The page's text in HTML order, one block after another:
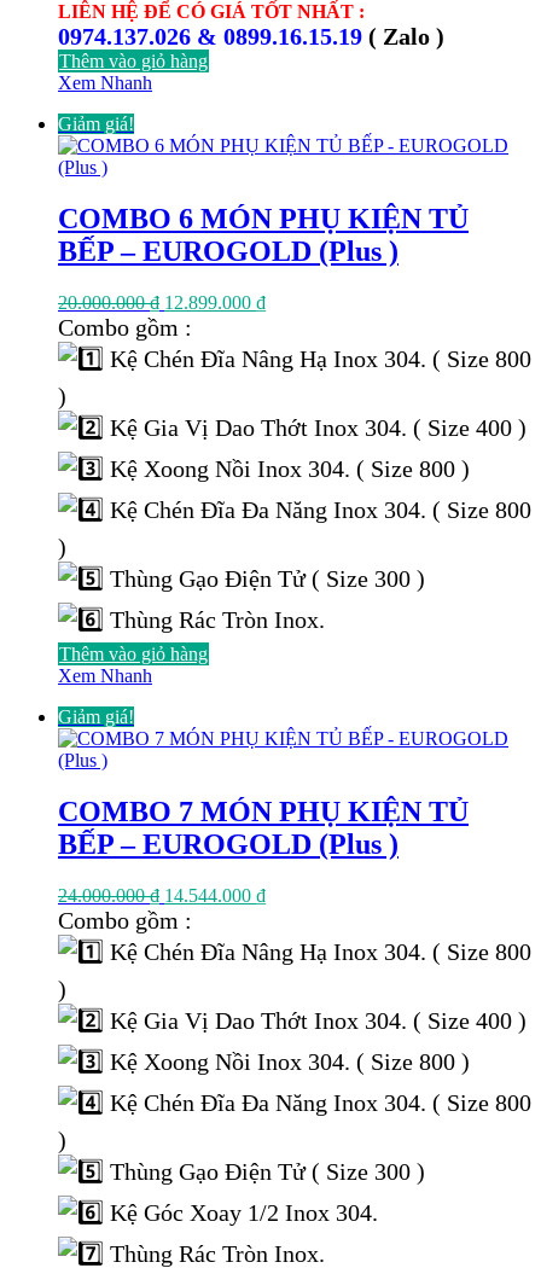
LIÊN HỆ ĐỂ CÓ GIÁ TỐT NHẤT :
0974.137.026 & 0899.16.15.19 ( Zalo )
Thêm vào giỏ hàng
Xem Nhanh
Giảm giá!
COMBO 6 MÓN PHỤ KIỆN TỦ
BẾP – EUROGOLD (Plus )
20.000.000₫ Giá
gốc
20.000.000 ₫.
12.899.000 ₫Giá
là:
Combo gồm :
Kệ Chén Đĩa Nâng Hạ Inox 304. ( Size 800
)
Kệ Gia Vị Dao Thớt Inox 304. ( Size 400 )
Kệ Xoong Nồi Inox 304. ( Size 800 )
Kệ Chén Đĩa Đa Năng Inox 304. ( Size 800
)
Thùng Gạo Điện Tử ( Size 300 )
Thùng Rác Tròn Inox.
Thêm vào giỏ hàng
Xem Nhanh
Giảm giá!
COMBO 7 MÓN PHỤ KIỆN TỦ
BẾP – EUROGOLD (Plus )
24.000.000₫ Giá
gốc
24.000.000 ₫.
14.544.000 ₫Giá
là:
Combo gồm :
Kệ Chén Đĩa Nâng Hạ Inox 304. ( Size 800
)
Kệ Gia Vị Dao Thớt Inox 304. ( Size 400 )
Kệ Xoong Nồi Inox 304. ( Size 800 )
Kệ Chén Đĩa Đa Năng Inox 304. ( Size 800
)
Thùng Gạo Điện Tử ( Size 300 )
Kệ Góc Xoay 1/2 Inox 304.
Thùng Rác Tròn Inox.